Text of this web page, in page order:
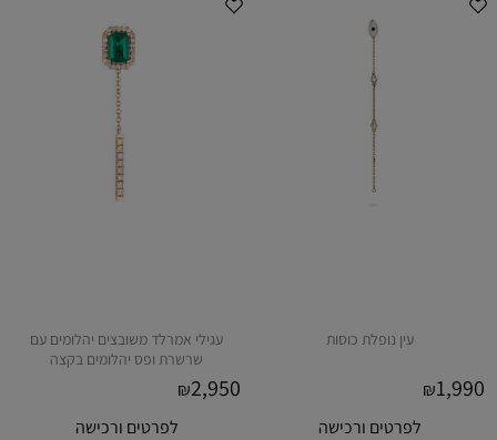
עין נופלת כוסות
₪1,990
לפרטים ורכישה
עגילי אמרלד משובצים יהלומים עם
שרשרת ופס יהלומים בקצה
₪2,950
לפרטים ורכישה